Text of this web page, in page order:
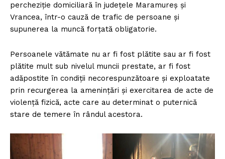
percheziție domiciliară în județele Maramureș și
Vrancea, într-o cauză de trafic de persoane şi
supunerea la muncă forțată obligatorie.
Persoanele vătămate nu ar fi fost plătite sau ar fi fost
plătite mult sub nivelul muncii prestate, ar fi fost
adăpostite în condiții necorespunzătoare și exploatate
prin recurgerea la amenințări și exercitarea de acte de
violență fizică, acte care au determinat o puternică
stare de temere în rândul acestora.